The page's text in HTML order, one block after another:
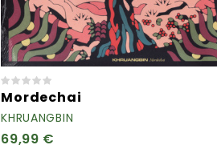
Mordechai
KHRUANGBIN
69,99 €